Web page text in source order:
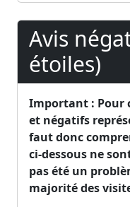
Avis
étoiles)
Important : Pour
et négatifs
faut donc
ci-dessous ne
pas été un
majorité des